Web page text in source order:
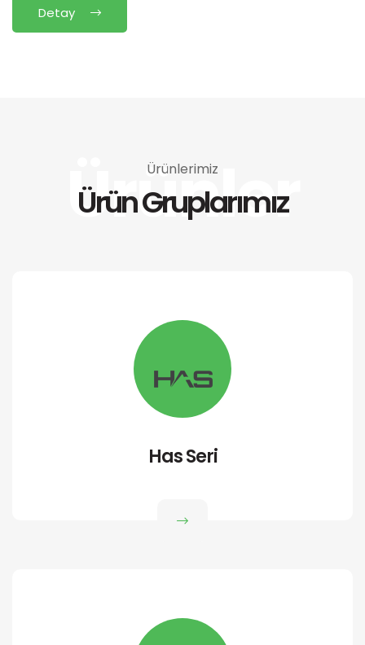
Detay
Ürünler
Ürünlerimiz
Ürün Gruplarımız
Has Seri